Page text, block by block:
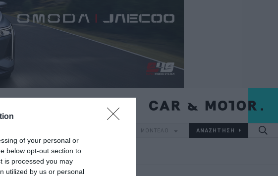
of your personal or
below opt-out section to
is processed you may
utilized by us or personal
ΜΟΝΤΕΛΟ